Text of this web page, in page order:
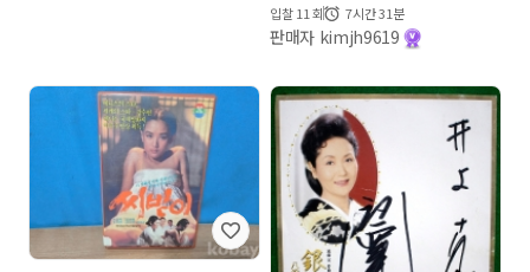
입찰 11 회 7시간 31분
판매자 kimjh9619